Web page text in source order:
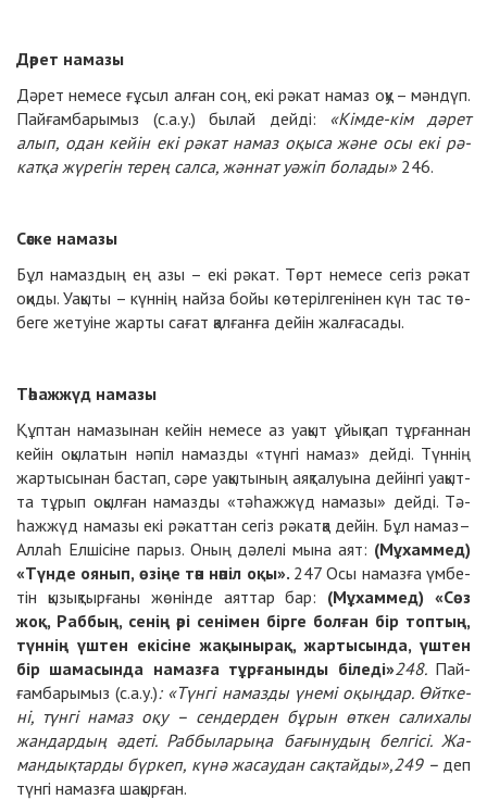
Дә­рет на­ма­зы
Дә­рет не­ме­се ғұ­сыл ал­ған соң, екі рә­кат на­маз оқу – мән­дүп.
Пай­ғам­ба­ры­мыз (с.а.у.) бы­лай дейді: «Кім­де-кім дә­рет
алып, одан кейін екі рә­кат на­маз оқы­са жә­не осы екі рә­
кат­қа жү­ре­гін те­рең сал­са, жән­нат уә­жіп бо­ла­ды» 246.
Сәс­ке на­ма­зы
Бұл на­маз­дың ең азы – екі рә­кат. Төрт не­ме­се се­гіз рә­кат
оқи­ды. Уақы­ты – күн­нің найза бойы кө­те­ріл­ге­ні­нен күн тас тө­
бе­ге же­туіне жар­ты са­ғат қал­ған­ға дейін жал­ға­са­ды.
Тә­һаж­жүд на­ма­зы
Құп­тан на­ма­зы­нан кейін не­ме­се аз уа­қыт ұйық­тап тұр­ған­нан
кейін оқы­ла­тын нә­піл на­маз­ды «түн­гі на­маз» дейді. Түн­нің
жар­ты­сы­нан бас­тап, сә­ре уақы­ты­ның аяқ­та­луына дейін­гі уа­қыт­
та тұ­рып оқыл­ған на­маз­ды «тә­һаж­жүд на­ма­зы» дейді. Тә­
һаж­жүд на­ма­зы екі рә­кат­тан се­гіз рә­кат­қа дейін. Бұл на­маз–
Аллаһ Ел­ші­сі­не па­рыз. Оның дә­ле­лі мы­на аят: (Мұ­хам­мед)
«Түн­де оя­нып, өзі­ңе тән нә­піл оқы». 247 Осы на­маз­ға үм­бе­
тін қы­зық­тыр­ға­ны жө­нін­де аят­тар бар: (Мұ­хам­мед) «Сөз
жоқ, Раб­бың, се­нің әрі се­ні­мен бір­ге бол­ған бір топ­тың,
түн­нің үш­тен екі­сі­не жа­қы­ны­рақ, жар­ты­сын­да, үш­тен
бір ша­ма­сын­да на­маз­ға тұр­ға­нын­ды бі­ле­ді»248. Пай­
ғам­ба­ры­мыз (с.а.у.): «Түн­гі на­маз­ды үне­мі оқың­дар. Өйтке­
ні, түн­гі на­маз оқу – сен­дер­ден бұ­рын өт­кен са­ли­ха­лы
жан­дар­дың әде­ті. Раб­бы­ла­ры­ңа ба­ғы­ну­дың бел­гі­сі. Жа­
ман­дық­тар­ды бүр­кеп, кү­нә жа­сау­дан сақ­тайды»,249– деп
түн­гі на­маз­ға ша­қыр­ған.